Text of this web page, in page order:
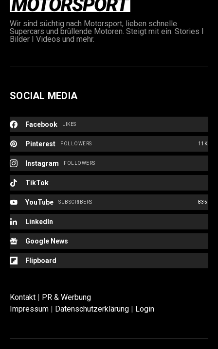
Wir sind süchtig nach Motorsport, lieben schnelle
Supercars und brüllende Motoren. Steigt mit ein. Stories I
Bilder I Videos und mehr.
SOCIAL MEDIA
Facebook LIKES
Pinterest 11K
FOLLOWERS
Instagram FOLLOWERS
TikTok
YouTube 835
SUBSCRIBERS
LinkedIn
Google News
Flipboard
Kontakt | PR & Werbung
Impressum | Datenschutzerklärung | Login